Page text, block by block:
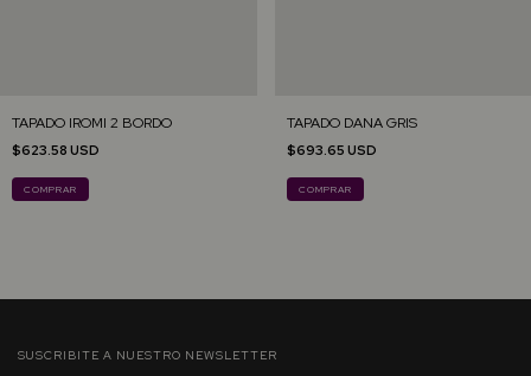
TAPADO IROMI 2 BORDO
$623.58 USD
COMPRAR
TAPADO DANA GRIS
$693.65 USD
COMPRAR
SUSCRIBITE A NUESTRO NEWSLETTER